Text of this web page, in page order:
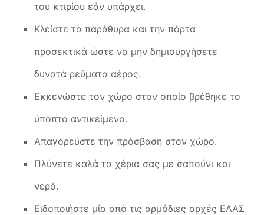
του κτιρίου εάν υπάρχει.
Κλείστε τα παράθυρα και την πόρτα
προσεκτικά ώστε να μην δημιουργήσετε
δυνατά ρεύματα αέρος.
Εκκενώστε τον χώρο στον οποίο βρέθηκε το
ύποπτο αντικείμενο.
Απαγορεύστε την πρόσβαση στον χώρο.
Πλύνετε καλά τα χέρια σας με σαπούνι και
νερό.
Ειδοποιήστε μία από τις αρμόδιες αρχές ΕΛΑΣ